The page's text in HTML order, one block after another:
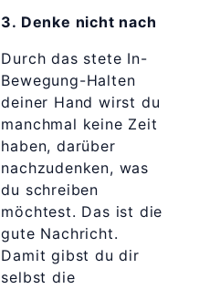
3. Denke nicht nach
Durch das stete In-
Bewegung-Halten
deiner Hand wirst du
manchmal keine Zeit
haben, darüber
nachzudenken, was
du schreiben
möchtest. Das ist die
gute Nachricht.
Damit gibst du dir
selbst die